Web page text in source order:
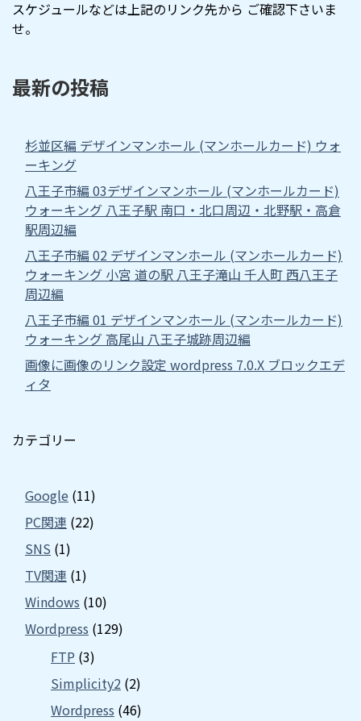
スケジュールなどは上記のリンク先から ご確認下さいま
せ。
最新の投稿
杉並区編 デザインマンホール (マンホールカード) ウォ
ーキング
八王子市編 03デザインマンホール (マンホールカード)
ウォーキング 八王子駅 南口・北口周辺・北野駅・高倉
駅周辺編
八王子市編 02 デザインマンホール (マンホールカード)
ウォーキング 小宮 道の駅 八王子滝山 千人町 西八王子
周辺編
八王子市編 01 デザインマンホール (マンホールカード)
ウォーキング 高尾山 八王子城跡周辺編
画像に画像のリンク設定 wordpress 7.0.X ブロックエデ
ィタ
カテゴリー
Google (11)
PC関連 (22)
SNS (1)
TV関連 (1)
Windows (10)
Wordpress (129)
FTP (3)
Simplicity2 (2)
Wordpress (46)